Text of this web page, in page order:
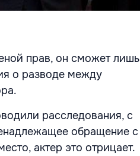
прав, он сможет лишь
о разводе между
расследования, с
обращение с
актер это отрицает.